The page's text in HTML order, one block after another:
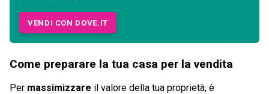
VENDI CON DOVE.IT
Come preparare la tua casa per la vendita
Per massimizzare il valore della tua proprietà, è